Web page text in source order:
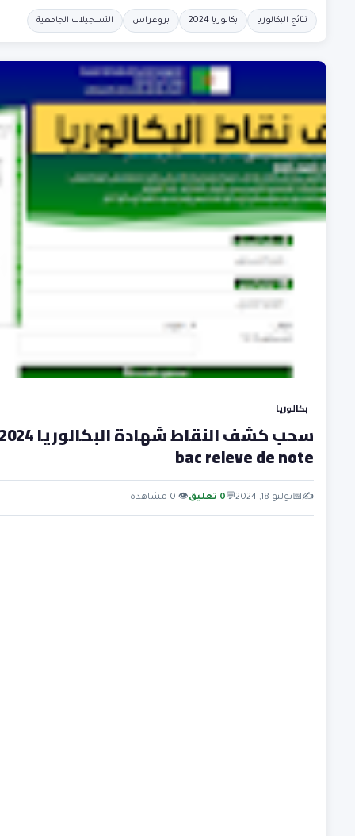
بكالوريا
سحب كشف النقاط شهادة
bac releve de note
✍️
📅يوليو 18, 2024 💬0 تعليق 👁 0 مشاهدة
نتائج البكالوريا بكالوريا 2024 بروغراس التسجيلات الجامعية